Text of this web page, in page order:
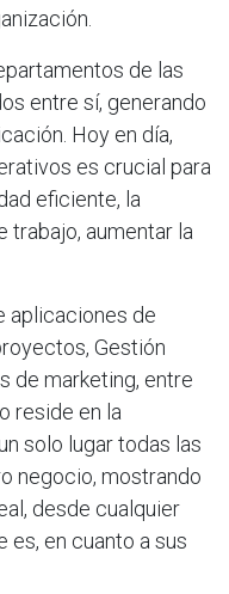
de las
entre sí, generando
Hoy en día,
es crucial para
eficiente, la
trabajo, aumentar la
aplicaciones de
Gestión
de marketing, entre
reside en la
solo lugar todas las
negocio, mostrando
desde cualquier
es, en cuanto a sus